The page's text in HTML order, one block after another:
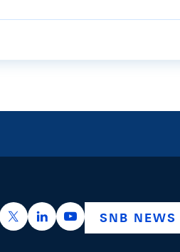
https://x.com/snb_bns
https://ch.linkedin.com/
https://SNB NEWS